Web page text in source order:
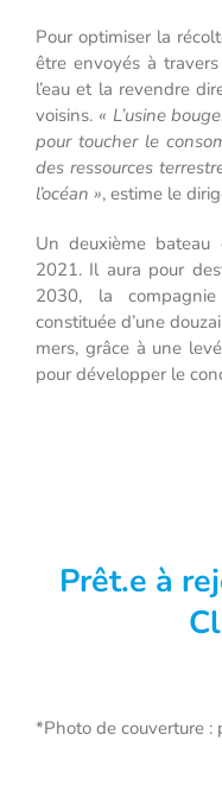
Pour optimiser la
être envoyés à
l’eau et la revendre
voisins. « L’usine
pour toucher le
des ressources
l’océan », estime le
Un deuxième
2021. Il aura pour
2030, la
constituée d’une
mers, grâce à une
pour développer le
Prêt.e à
*Photo de couverture :